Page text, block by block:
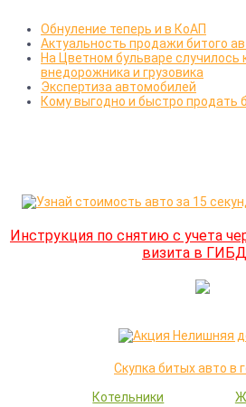
Обнуление теперь и в КоАП
Актуальность продажи битого
На Цветном бульваре
внедорожника и грузовика
Экспертиза автомобилей
Кому выгодно и быстро продать
Инструкция по снятию с учета
визита в
Скупка битых авто в
Котельники